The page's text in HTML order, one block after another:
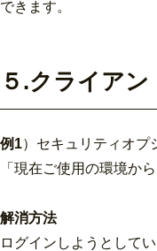
できます。
５.クライア
例1）セキュリティオプ
「現在ご使⽤の環境か
解消方法
ログインしようとして